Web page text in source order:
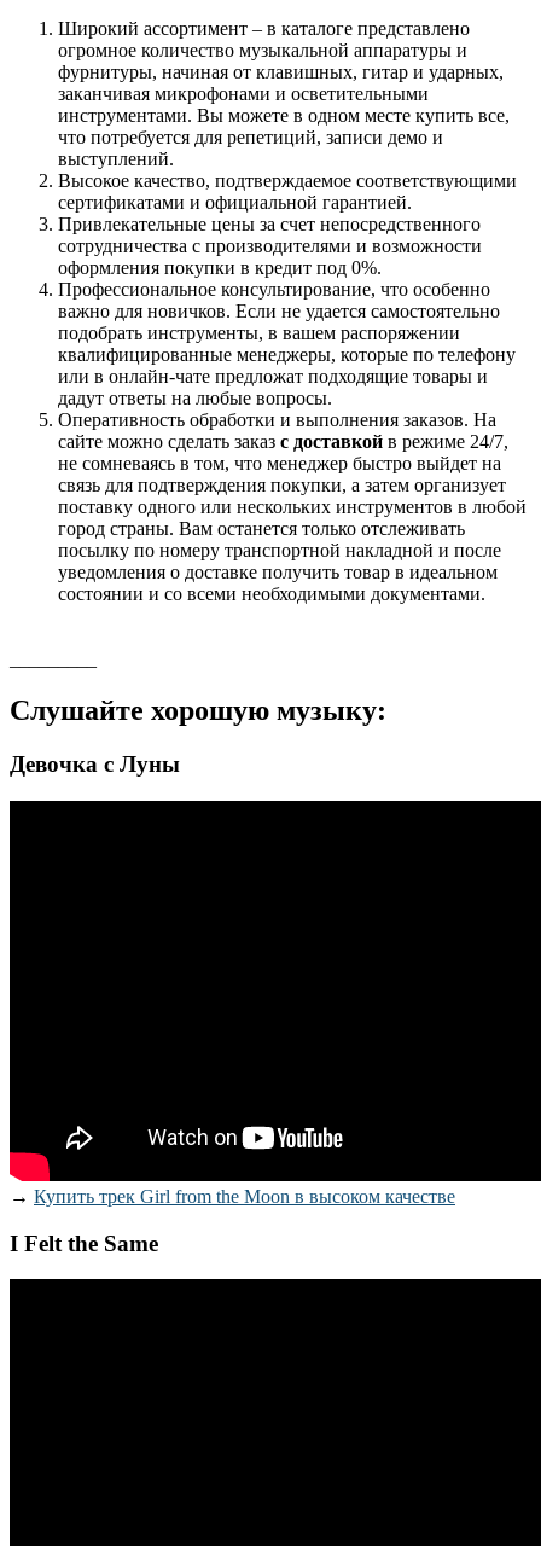
Широкий ассортимент – в каталоге представлено
огромное количество музыкальной аппаратуры и
фурнитуры, начиная от клавишных, гитар и ударных,
заканчивая микрофонами и осветительными
инструментами. Вы можете в одном месте купить все,
что потребуется для репетиций, записи демо и
выступлений.
Высокое качество, подтверждаемое соответствующими
сертификатами и официальной гарантией.
Привлекательные цены за счет непосредственного
сотрудничества с производителями и возможности
оформления покупки в кредит под 0%.
Профессиональное консультирование, что особенно
важно для новичков. Если не удается самостоятельно
подобрать инструменты, в вашем распоряжении
квалифицированные менеджеры, которые по телефону
или в онлайн-чате предложат подходящие товары и
дадут ответы на любые вопросы.
Оперативность обработки и выполнения заказов. На
сайте можно сделать заказ с доставкой в режиме 24/7,
не сомневаясь в том, что менеджер быстро выйдет на
связь для подтверждения покупки, а затем организует
поставку одного или нескольких инструментов в любой
город страны. Вам останется только отслеживать
посылку по номеру транспортной накладной и после
уведомления о доставке получить товар в идеальном
состоянии и со всеми необходимыми документами.
Слушайте хорошую музыку:
Девочка с Луны
→ Купить трек Girl from the Moon в высоком качестве
I Felt the Same